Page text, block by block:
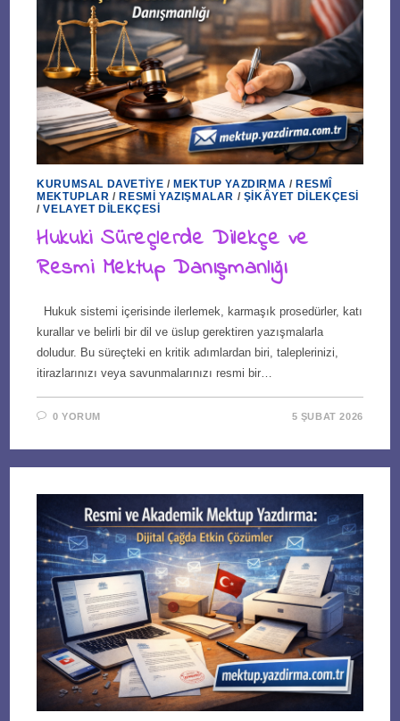
KURUMSAL DAVETIYE /MEKTUP YAZDIRMA /RESMÎ
MEKTUPLAR /RESMI YAZIŞMALAR / ŞIKÂYET DILEKÇESI
/VELAYET DILEKÇESI
Hukuki Süreçlerde Dilekçe ve
Resmi Mektup Danışmanlığı
Hukuk sistemi içerisinde ilerlemek, karmaşık prosedürler, katı
kurallar ve belirli bir dil ve üslup gerektiren yazışmalarla
doludur. Bu süreçteki en kritik adımlardan biri, taleplerinizi,
itirazlarınızı veya savunmalarınızı resmi bir…
0 YORUM 5 ŞUBAT 2026